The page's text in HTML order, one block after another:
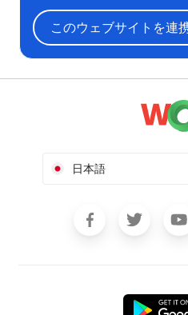
このウェブサイトを連
日本語